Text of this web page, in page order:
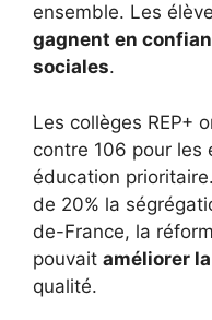
ensemble. Les
gagnent en
sociales.
Les collèges REP+
contre 106 pour les
éducation
de 20% la
de-France, la
pouvait améliorer
qualité.